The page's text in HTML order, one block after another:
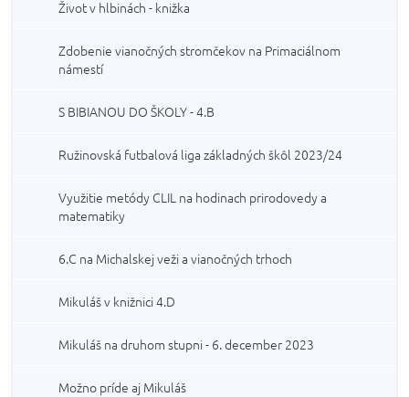
Život v hlbinách - knižka
Zdobenie vianočných stromčekov na Primaciálnom
námestí
S BIBIANOU DO ŠKOLY - 4.B
Ružinovská futbalová liga základných škôl 2023/24
Využitie metódy CLIL na hodinach prirodovedy a
matematiky
6.C na Michalskej veži a vianočných trhoch
Mikuláš v knižnici 4.D
Mikuláš na druhom stupni - 6. december 2023
Možno príde aj Mikuláš